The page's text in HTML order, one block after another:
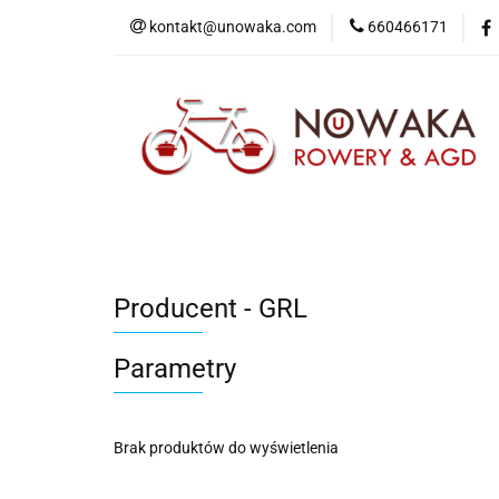
kontakt@unowaka.com 660466171
Producent - GRL
Parametry
Brak produktów do wyświetlenia